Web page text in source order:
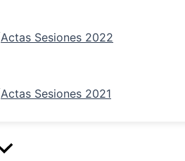
Actas Sesiones 2022
Actas Sesiones 2021